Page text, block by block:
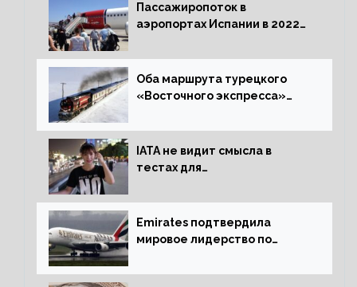
Пассажиропоток в
аэропортах Испании в 2022
процентов
Оба маршрута турецкого
«Восточного экспресса»
IATA не видит смысла в
тестах для
Emirates подтвердила
мировое лидерство по